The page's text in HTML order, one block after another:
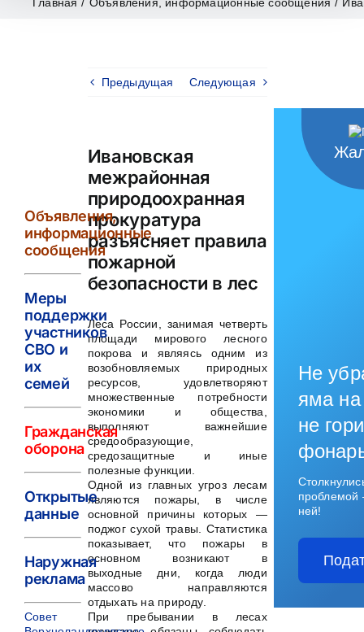
Предыдущая Следующая
Ивановская
межрайонная
природоохранная
прокуратура
разъясняет правила
пожарной
безопасности в лес
Леса России, занимая четверть
площади мирового лесного
покрова и являясь одним из
возобновляемых природных
ресурсов, удовлетворяют
множественные потребности
экономики и общества,
выполняют важнейшие
средообразующие,
средозащитные и иные
полезные функции.
Одной из главных угроз лесам
являются пожары, в числе
основной причины которых —
поджог сухой травы. Статистика
показывает, что пожары в
основном возникают в
выходные дни, когда люди
массово направляются
отдыхать на природу.
При пребывании в лесах
Объявления,
информационные
сообщения
Меры
поддержки
участников
СВО и
их
семей
Гражданская
оборона
Открытые
данные
Наружная
реклама
Совет
Не
яма на
не
ней!